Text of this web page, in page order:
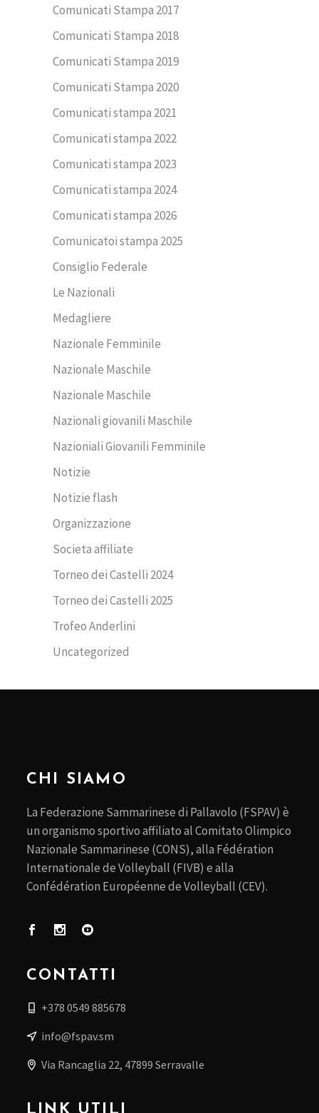
Comunicati Stampa 2017
Comunicati Stampa 2018
Comunicati Stampa 2019
Comunicati Stampa 2020
Comunicati stampa 2021
Comunicati stampa 2022
Comunicati stampa 2023
Comunicati stampa 2024
Comunicati stampa 2026
Comunicatoi stampa 2025
Consiglio Federale
Le Nazionali
Medagliere
Nazionale Femminile
Nazionale Maschile
Nazionale Maschile
Nazionali giovanili Maschile
Nazioniali Giovanili Femminile
Notizie
Notizie flash
Organizzazione
Societa affiliate
Torneo dei Castelli 2024
Torneo dei Castelli 2025
Trofeo Anderlini
Uncategorized
CHI SIAMO
La Federazione Sammarinese di Pallavolo (FSPAV) è
un organismo sportivo affiliato al Comitato Olimpico
Nazionale Sammarinese (CONS), alla Fédération
Internationale de Volleyball (FIVB) e alla
Confédération Européenne de Volleyball (CEV).
CONTATTI
+378 0549 885678
info@fspav.sm
Via Rancaglia 22, 47899 Serravalle